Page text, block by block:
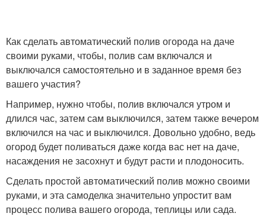
Как сделать автоматический полив огорода на даче
своими руками, чтобы, полив сам включался и
выключался самостоятельно и в заданное время без
вашего участия?
Например, нужно чтобы, полив включался утром и
длился час, затем сам выключился, затем также вечером
включился на час и выключился. Довольно удобно, ведь
огород будет поливаться даже когда вас нет на даче,
насаждения не засохнут и будут расти и плодоносить.
Сделать простой автоматический полив можно своими
руками, и эта самоделка значительно упростит вам
процесс полива вашего огорода, теплицы или сада.